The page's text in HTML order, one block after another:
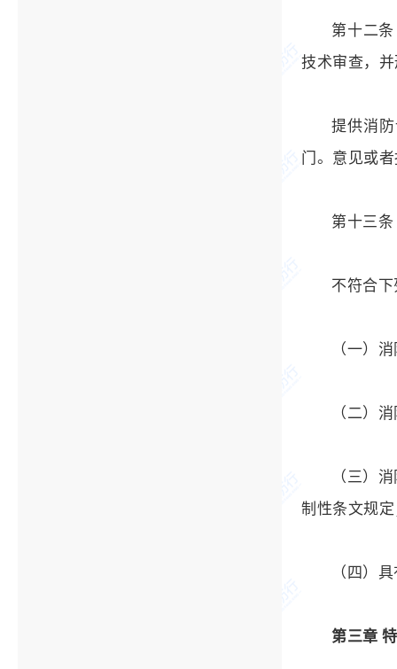
第十二
技术审查，
提供消
门。意见或
第十三
不符合
（一）
（二）
（三）
制性条文规
（四）
第三章